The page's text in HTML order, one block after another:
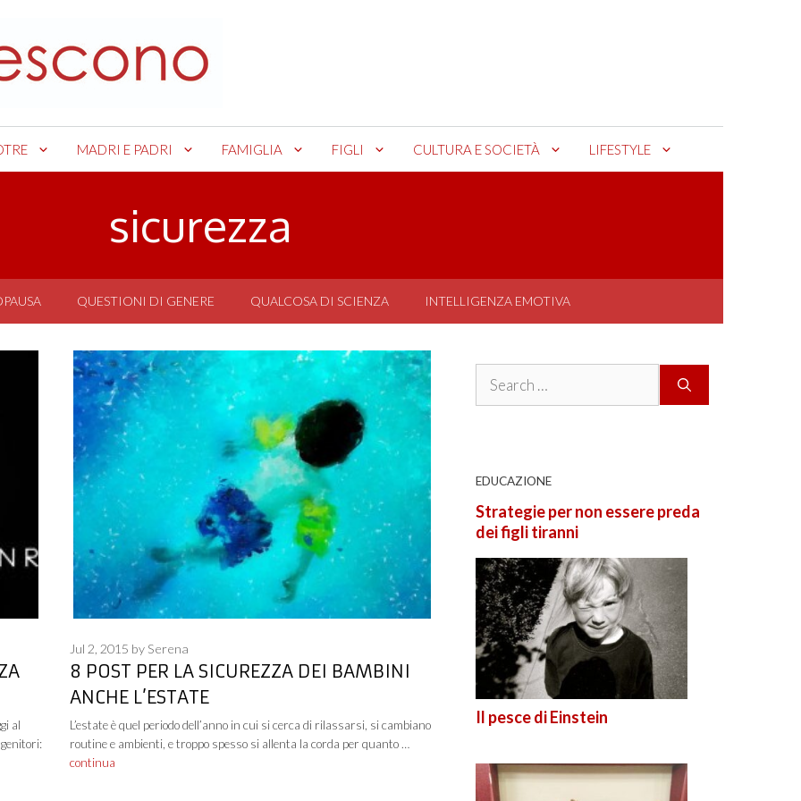
MADRI E PADRI FAMIGLIA FIGLI CULTURA E SOCIETÀ LIFESTYLE
sicurezza
QUESTIONI DI GENERE QUALCOSA DI SCIENZA INTELLIGENZA EMOTIVA
al
8 POST PER LA SICUREZZA DEI BAMBINI
ANCHE L’ESTATE
Jul 2, 2015 by Serena
L’estate è quel periodo dell’anno in cui si cerca di rilassarsi, si cambiano
routine e ambienti, e troppo spesso si allenta la corda per quanto …
continua
Search
EDUCAZIONE
Strategie per non essere preda
dei figli tiranni
Il pesce di Einstein